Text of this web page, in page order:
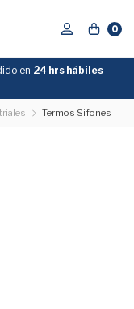
0
SOBRE
en 24 hrs hábiles
Termos Sifones